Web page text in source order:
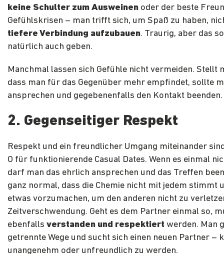
keine Schulter zum Ausweinen oder der beste
Gefühlskrisen – man trifft sich, um Spaß zu haben,
tiefere Verbindung aufzubauen. Traurig, aber das
natürlich auch geben.
Manchmal lassen sich Gefühle nicht vermeiden. Stellt
dass man für das Gegenüber mehr empfindet, sollte
ansprechen und gegebenenfalls den Kontakt beenden.
2. Gegenseitiger Respekt
Respekt und ein freundlicher Umgang miteinander
O für funktionierende Casual Dates. Wenn es einmal
darf man das ehrlich ansprechen und das Treffen
ganz normal, dass die Chemie nicht mit jedem stimmt
etwas vorzumachen, um den anderen nicht zu
Zeitverschwendung. Geht es dem Partner einmal so,
ebenfalls verstanden und respektiert werden. Man
getrennte Wege und sucht sich einen neuen Partner –
unangenehm oder unfreundlich zu werden.